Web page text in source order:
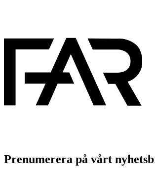
Prenumerera på vårt